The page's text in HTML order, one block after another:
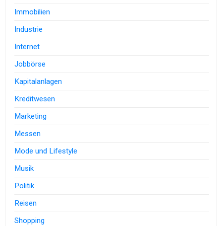
Immobilien
Industrie
Internet
Jobbörse
Kapitalanlagen
Kreditwesen
Marketing
Messen
Mode und Lifestyle
Musik
Politik
Reisen
Shopping